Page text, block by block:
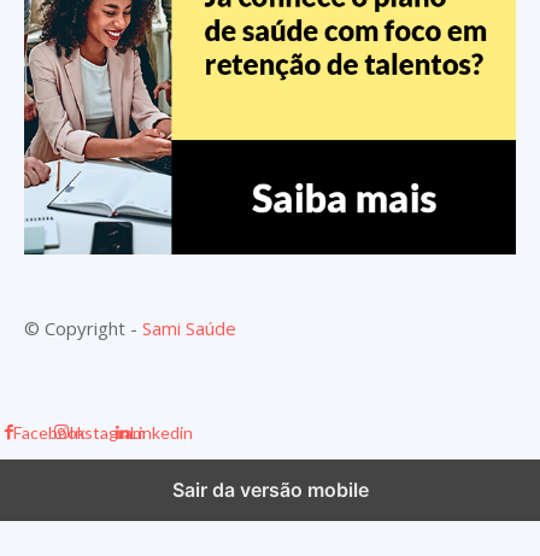
© Copyright - Sami Saúde
FacebookInstagramLinkedin
Sair da versão mobile